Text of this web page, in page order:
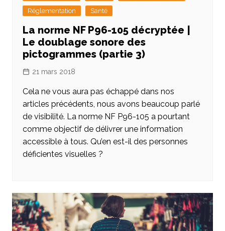
Réglementation
Santé
La norme NF P96-105 décryptée |
Le doublage sonore des
pictogrammes (partie 3)
21 mars 2018
Cela ne vous aura pas échappé dans nos
articles précédents, nous avons beaucoup parlé
de visibilité. La norme NF P96-105 a pourtant
comme objectif de délivrer une information
accessible à tous. Qu’en est-il des personnes
déficientes visuelles ?